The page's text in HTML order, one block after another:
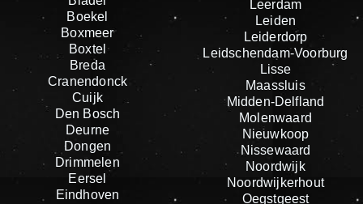
Boekel
Boxmeer
Boxtel
Breda
Cranendonck
Cuijk
Den Bosch
Deurne
Dongen
Drimmelen
Eersel
Eindhoven
Leerdam
Leiden
Leiderdorp
Leidschendam-Voorburg
Lisse
Maassluis
Midden-Delfland
Molenwaard
Nieuwkoop
Nissewaard
Noordwijk
Noordwijkerhout
Oegstgeest